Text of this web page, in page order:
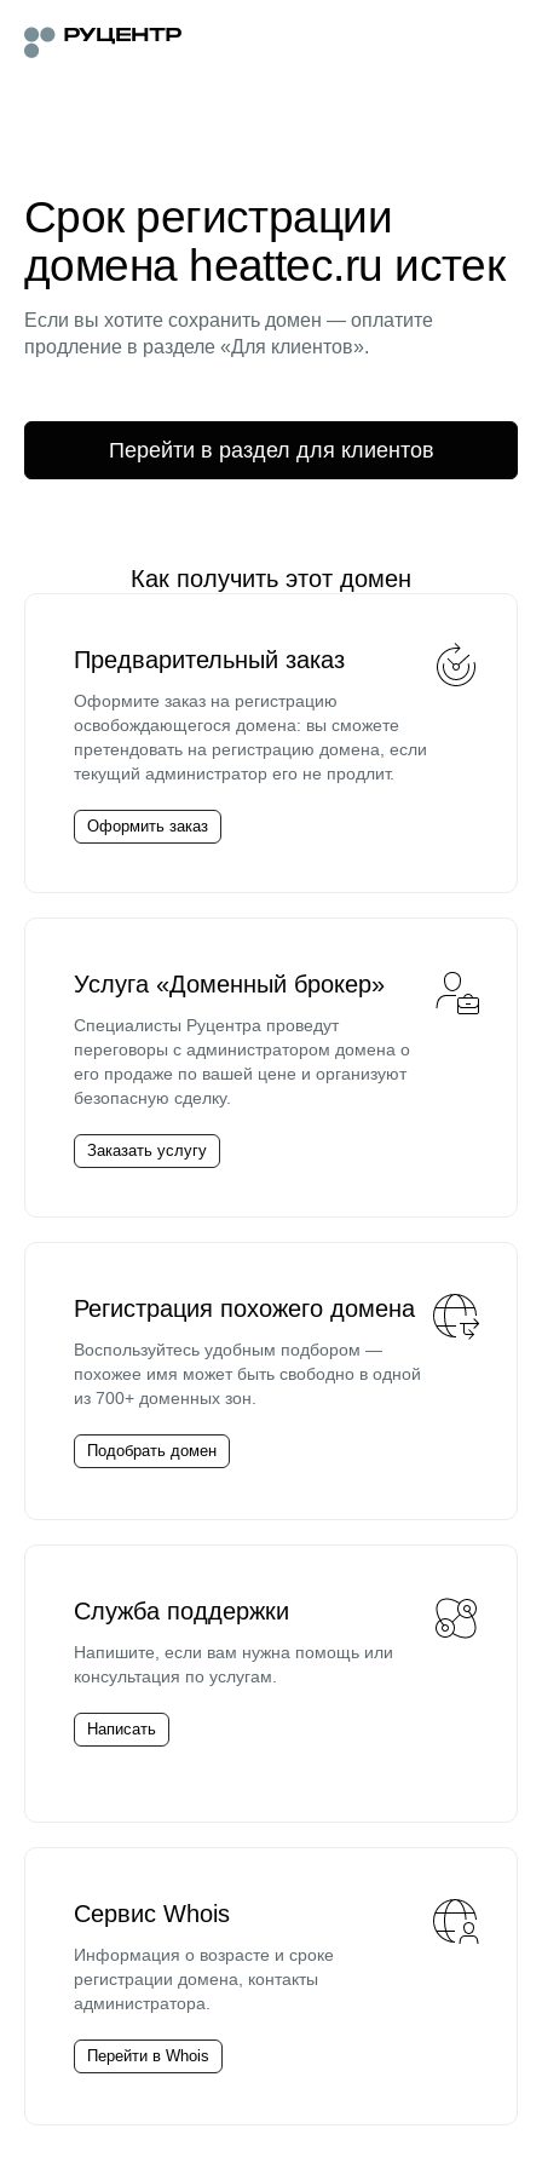
Срок регистрации
домена heattec.ru истек
Если вы хотите сохранить домен — оплатите
продление в разделе «Для клиентов».
Перейти в раздел для клиентов
Как получить этот домен
Предварительный заказ
Оформите заказ на регистрацию
освобождающегося домена: вы сможете
претендовать на регистрацию домена, если
текущий администратор его не продлит.
Оформить заказ
Услуга «Доменный брокер»
Специалисты Руцентра проведут
переговоры с администратором домена о
его продаже по вашей цене и организуют
безопасную сделку.
Заказать услугу
Регистрация похожего домена
Воспользуйтесь удобным подбором —
похожее имя может быть свободно в одной
из 700+ доменных зон.
Подобрать домен
Служба поддержки
Напишите, если вам нужна помощь или
консультация по услугам.
Написать
Сервис Whois
Информация о возрасте и сроке
регистрации домена, контакты
администратора.
Перейти в Whois